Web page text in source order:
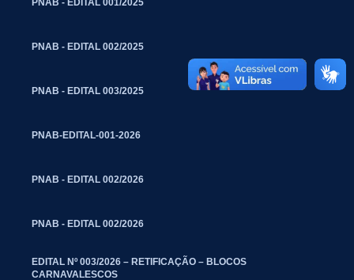
PNAB - EDITAL 002/2025
PNAB - EDITAL 003/2025
PNAB-EDITAL-001-2026
PNAB - EDITAL 002/2026
PNAB - EDITAL 002/2026
EDITAL Nº 003/2026 – RETIFICAÇÃO – BLOCOS
CARNAVALESCOS